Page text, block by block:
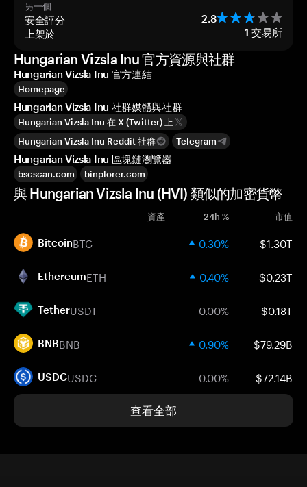
另一個
安全評分 2.8
上架於 1 交易所
Hungarian Vizsla Inu 官方資源與社群
Hungarian Vizsla Inu 官方連結
Homepage
Hungarian Vizsla Inu 社群媒體與社群
Hungarian Vizsla Inu 在 X (Twitter) 上
Hungarian Vizsla Inu Reddit 社群
Telegram
Hungarian Vizsla Inu 區塊鏈瀏覽器
bscscan.com binplorer.com
與 Hungarian Vizsla Inu (HVI) 類似的加密貨幣
資產 24h % 市值
BitcoinBTC 0.30% $1.30T
EthereumETH 0.40% $0.23T
TetherUSDT 0.00% $0.18T
BNBBNB 0.90% $79.29B
USDCUSDC 0.00% $72.14B
查看全部